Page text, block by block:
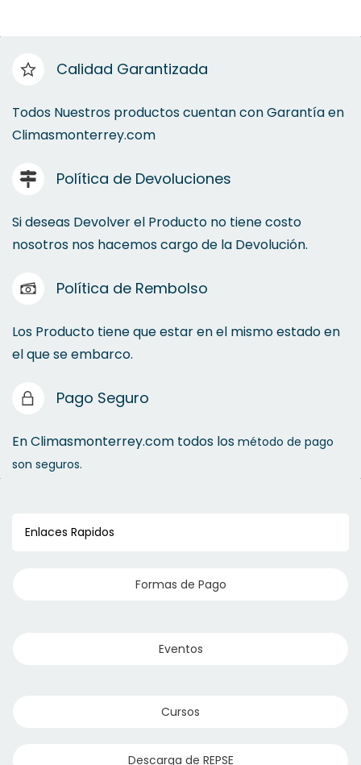
Calidad Garantizada
Todos Nuestros productos cuentan con Garantía en
Climasmonterrey.com
Política de Devoluciones
Si deseas Devolver el Producto no tiene costo
nosotros nos hacemos cargo de la Devolución.
Política de Rembolso
Los Producto tiene que estar en el mismo estado en
el que se embarco.
Pago Seguro
En Climasmonterrey.com todos los método de pago
son seguros.
Enlaces Rapidos
Formas de Pago
Eventos
Cursos
Descarga de REPSE